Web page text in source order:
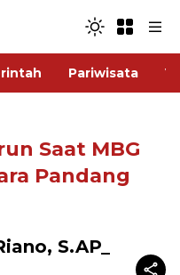
Pariwisata
Saat MBG
Pandang
S.AP_